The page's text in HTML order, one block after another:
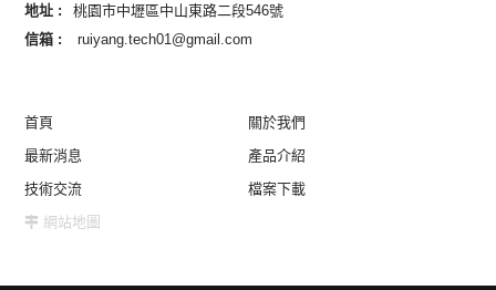
地址 :
桃園市中壢區中山東路二段546號
信箱 :
ruiyang.tech01@gmail.com
首頁
關於我們
最新消息
產品介紹
技術交流
檔案下載
網站地圖